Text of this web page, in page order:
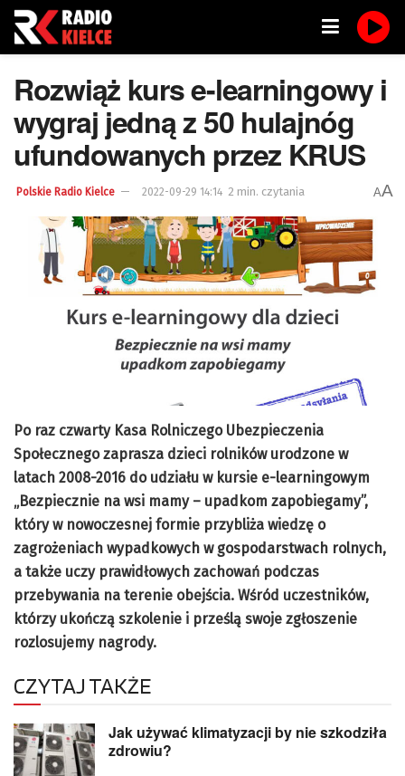
Rozwiąż kurs e-learningowy i
wygraj jedną z 50 hulajnóg
ufundowanych przez KRUS
Polskie Radio Kielce 2022-09-29 14:14 2 min. czytania AA
Po raz czwarty Kasa Rolniczego Ubezpieczenia
Społecznego zaprasza dzieci rolników urodzone w
latach 2008-2016 do udziału w kursie e-learningowym
„Bezpiecznie na wsi mamy – upadkom zapobiegamy”,
który w nowoczesnej formie przybliża wiedzę o
zagrożeniach wypadkowych w gospodarstwach rolnych,
a także uczy prawidłowych zachowań podczas
przebywania na terenie obejścia. Wśród uczestników,
którzy ukończą szkolenie i prześlą swoje zgłoszenie
rozlosujemy nagrody.
CZYTAJ TAKŻE
Jak używać klimatyzacji by nie szkodziła
zdrowiu?